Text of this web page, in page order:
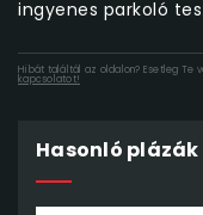
ingyenes parkoló
Hibát találtál az oldalon? Esetleg Te
kapcsolatot!
Hasonló plázák